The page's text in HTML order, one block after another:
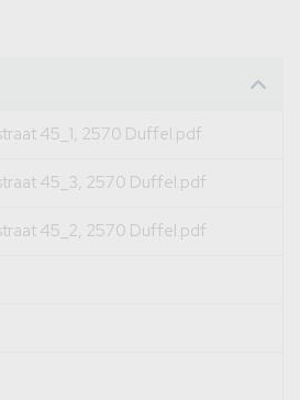
45_1, 2570 Duffel.pdf
45_3, 2570 Duffel.pdf
45_2, 2570 Duffel.pdf